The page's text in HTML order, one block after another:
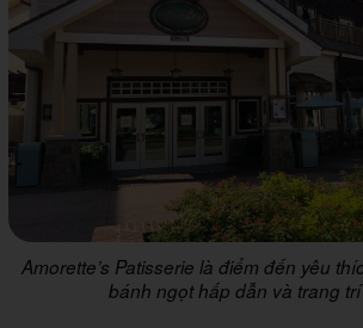
Amorette’s Patisserie là điểm đến yêu
bánh ngọt hấp dẫn và trang